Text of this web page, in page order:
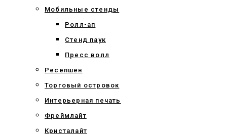
Мобильные стенды
Ролл-ап
Стенд паук
Пресс волл
Ресепшен
Торговый островок
Интерьерная печать
Фреймлайт
Кристалайт